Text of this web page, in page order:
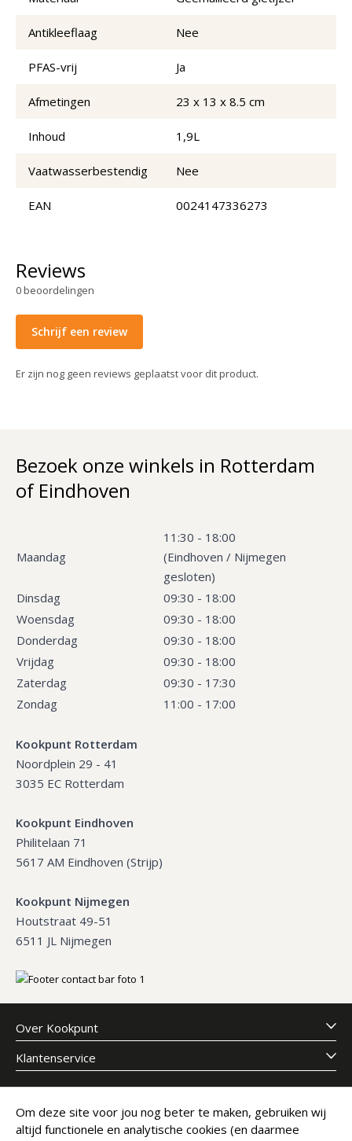
Antikleeflaag Nee
PFAS-vrij Ja
Afmetingen 23 x 13 x 8.5 cm
Inhoud 1,9L
Vaatwasserbestendig Nee
EAN 0024147336273
Reviews
0beoordelingen
Schrijf een review
Er zijn nog geen reviews geplaatst voor dit product.
Bezoek onze winkels in Rotterdam
of Eindhoven
Maandag
11:30 - 18:00
(Eindhoven / Nijmegen
gesloten)
Dinsdag
09:30 - 18:00
Woensdag
09:30 - 18:00
Donderdag
09:30 - 18:00
Vrijdag
09:30 - 18:00
Zaterdag
09:30 - 17:30
Zondag
11:00 - 17:00
Kookpunt Rotterdam
Noordplein 29 - 41
3035 EC Rotterdam
Kookpunt Eindhoven
Philitelaan 71
5617 AM Eindhoven (Strijp)
Kookpunt Nijmegen
Houtstraat 49-51
6511 JL Nijmegen
Over Kookpunt
Klantenservice
Meld je aan voor onze nieuwsbrief
E-mailadres
Om deze site voor jou nog beter te maken, gebruiken wij
altijd functionele en analytische cookies (en daarmee